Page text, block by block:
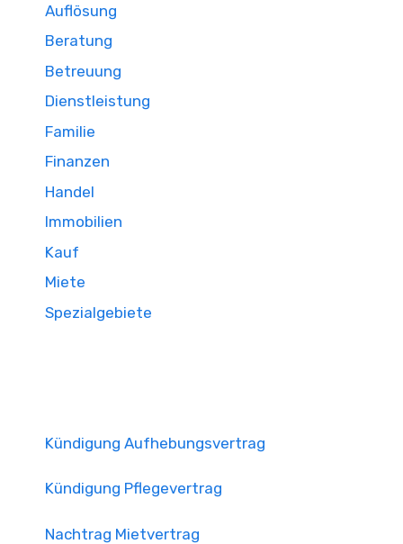
Auflösung
Beratung
Betreuung
Dienstleistung
Familie
Finanzen
Handel
Immobilien
Kauf
Miete
Spezialgebiete
Kündigung Aufhebungsvertrag
Kündigung Pflegevertrag
Nachtrag Mietvertrag